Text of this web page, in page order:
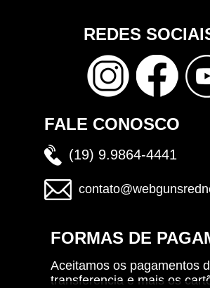
REDES
FALE CONOSCO
(19) 9.9864-4441
FORMAS DE
Aceitamos os pagamentos
transferencia e mais os